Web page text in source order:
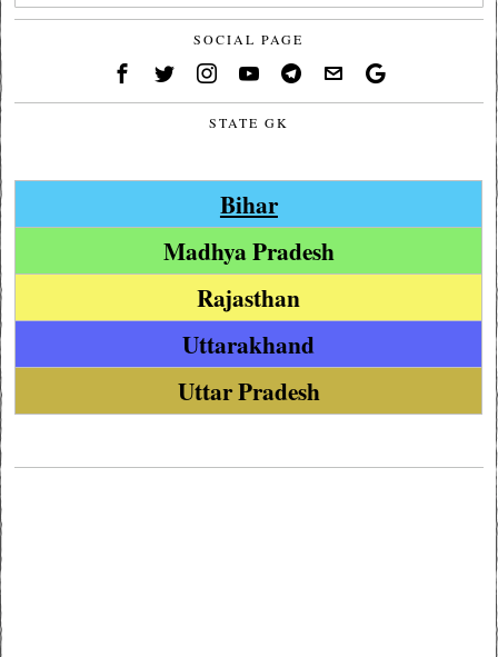
SOCIAL PAGE
STATE GK
Bihar
Madhya Pradesh
Rajasthan
Uttarakhand
Uttar Pradesh